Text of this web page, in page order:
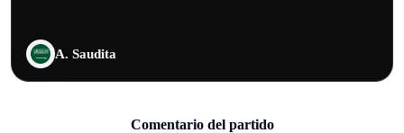
A. Saudita
Comentario del partido